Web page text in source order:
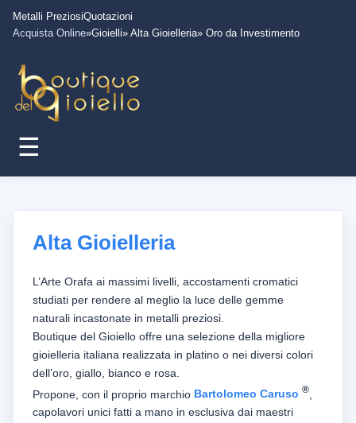
Metalli PreziosiQuotazioni
Acquista Online»Gioielli» Alta Gioielleria» Oro da Investimento
☰
Alta Gioielleria
L’Arte Orafa ai massimi livelli, accostamenti cromatici
studiati per rendere al meglio la luce delle gemme
naturali incastonate in metalli preziosi.
Boutique del Gioiello offre una selezione della migliore
gioielleria italiana realizzata in platino o nei diversi colori
dell’oro, giallo, bianco e rosa.
Propone, con il proprio marchio Bartolomeo Caruso ®
capolavori unici fatti a mano in esclusiva dai maestri